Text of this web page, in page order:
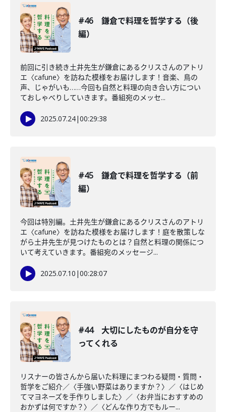
#46 鎌倉で料理を哲学する（後
編）
前回に引き続き土井先生が鎌倉にあるクリスさんのアトリ
エ〈cafune〉を訪ねた模様をお届けします！音楽、鳥の
声、じゃがいも……今回も自然と料理の向き合い方につい
ておしゃべりしていきます。番組宛のメッセ...
2025.07.24|00:29:38
#45 鎌倉で料理を哲学する（前
編）
今回は特別編。土井先生が鎌倉にあるクリスさんのアトリ
エ〈cafune〉を訪ねた模様をお届けします！庭を散策しな
がら土井先生が見つけたものとは？自然と料理の関係につ
いて考えていきます。番組宛のメッセージ...
2025.07.10 |00:28:07
#44 大切にしたものが自分を守
ってくれる
リスナーの皆さんから届いた料理にまつわる疑問・質問・
哲学をご紹介／〈手強い野菜はありますか？〉／〈はじめ
てマヨネーズを手作りしました〉／〈お弁当におすすめの
おかずは何ですか？〉／〈どんな作り方でもルー...